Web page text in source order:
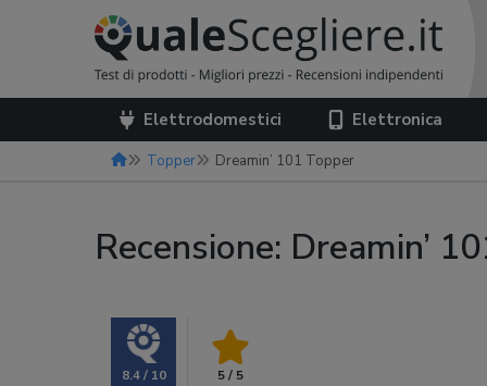
Elettrodomestici Elettronica
Topper Dreamin’ 101 Topper
Recensione: Dreamin’
8.4 / 10 5 / 5